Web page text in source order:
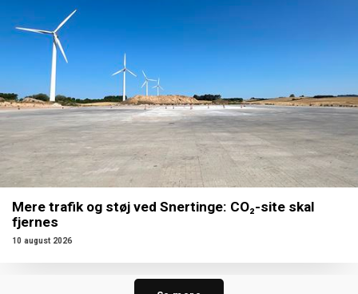
Mere trafik og støj ved Snertinge: CO₂-site skal
fjernes
10 august 2026